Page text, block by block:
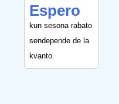
Espero
kun sesona rabato
sendepende de la
kvanto.